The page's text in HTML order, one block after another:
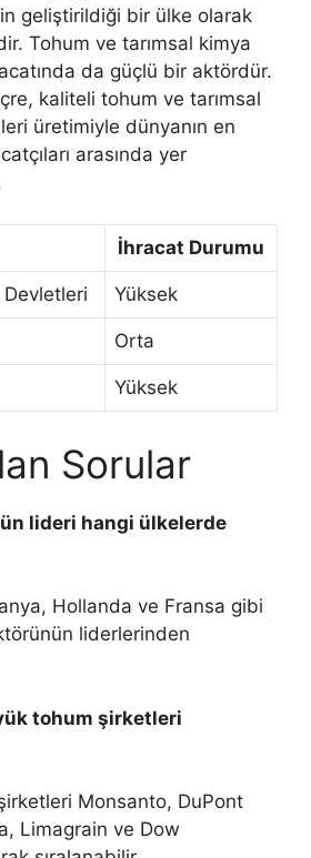
geliştirildiği bir ülke olarak
Tohum ve tarımsal kimya
da güçlü bir aktördür.
kaliteli tohum ve tarımsal
üretimiyle dünyanın en
arasında yer
İhracat Durumu
Yüksek
Orta
Yüksek
Sorular
lideri hangi ülkelerde
Hollanda ve Fransa gibi
liderlerinden
tohum şirketleri
Monsanto, DuPont
Limagrain ve Dow